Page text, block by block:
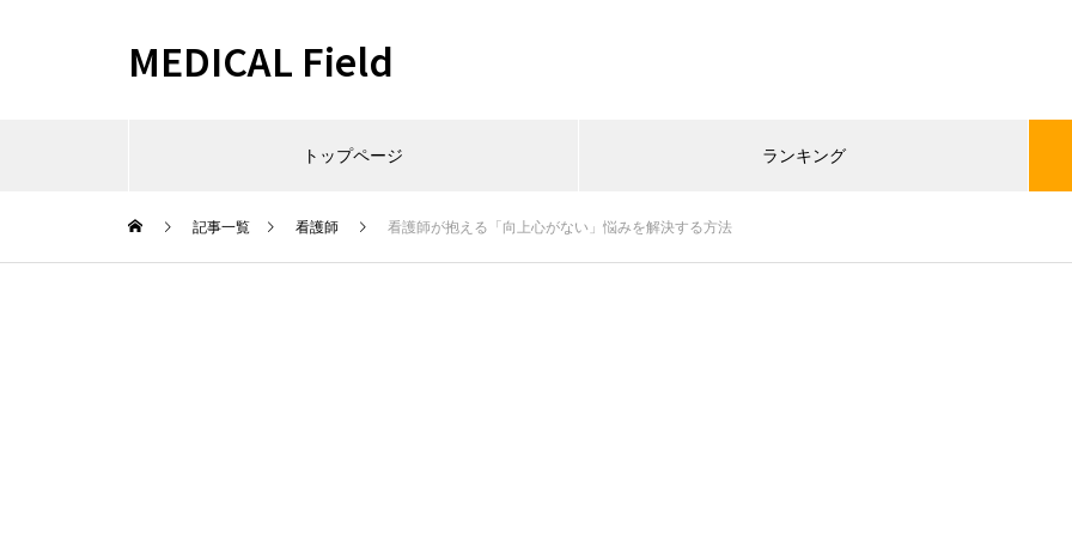
MEDICAL Field
トップページ ランキング
記事一覧 看護師 看護師が抱える「向上心がない」悩みを解決する方法